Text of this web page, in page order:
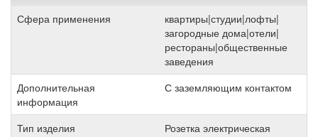
Сфера применения
квартиры|студии|лофты|
загородные дома|отели|
рестораны|общественные
заведения
Дополнительная
информация
С заземляющим контактом
Тип изделия
Розетка электрическая